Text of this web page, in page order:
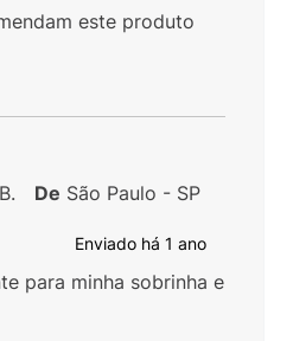
este produto
Enviado há 1 ano
para minha sobrinha e
De São Paulo - SP